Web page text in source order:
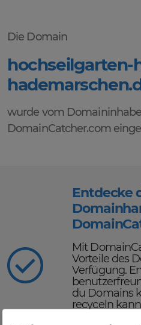
Die Domain
hochseilgarten-
wurde vom
DomainCatcher.com
Entdecke
Mit
Vorteile des
Verfügung.
du Domains
recyceln